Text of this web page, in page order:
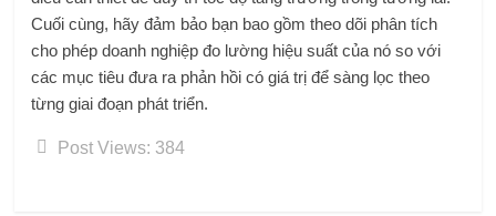
Cuối cùng, hãy đảm bảo bạn bao gồm theo dõi phân tích
cho phép doanh nghiệp đo lường hiệu suất của nó so với
các mục tiêu đưa ra phản hồi có giá trị để sàng lọc theo
từng giai đoạn phát triển.
Post Views: 384